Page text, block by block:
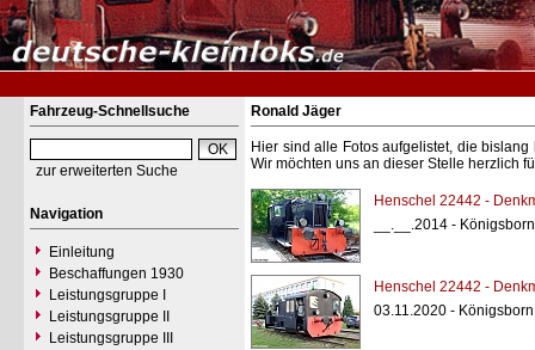
Fahrzeug-Schnellsuche
zur erweiterten Suche
Navigation
Einleitung
Beschaffungen 1930
Leistungsgruppe I
Leistungsgruppe II
Leistungsgruppe III
Ronald Jäger
Hier sind alle Fotos aufgelistet, die
Wir möchten uns an dieser Stelle herzlich
Henschel 22442 -
__.__.2014 - Königsborn
Henschel 22442 -
03.11.2020 - Königsborn